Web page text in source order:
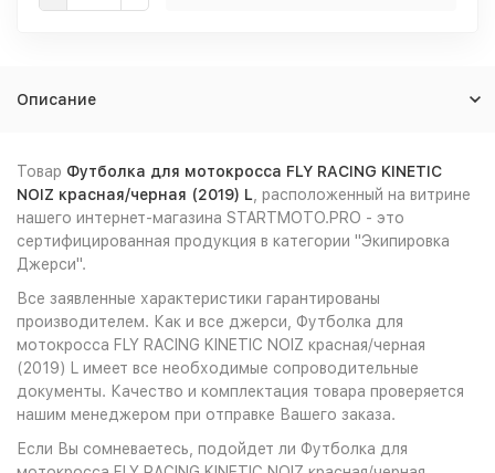
Описание
Товар Футболка для мотокросса FLY RACING KINETIC
NOIZ красная/черная (2019) L , расположенный на витрине
нашего интернет-магазина STARTMOTO.PRO - это
сертифицированная продукция в категории "Экипировка
Джерси".
Все заявленные характеристики гарантированы
производителем. Как и все джерси, Футболка для
мотокросса FLY RACING KINETIC NOIZ красная/черная
(2019) L имеет все необходимые сопроводительные
документы. Качество и комплектация товара проверяется
нашим менеджером при отправке Вашего заказа.
Если Вы сомневаетесь, подойдет ли Футболка для